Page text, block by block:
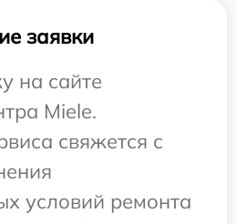
заявки
на сайте
Miele.
свяжется с
условий ремонта